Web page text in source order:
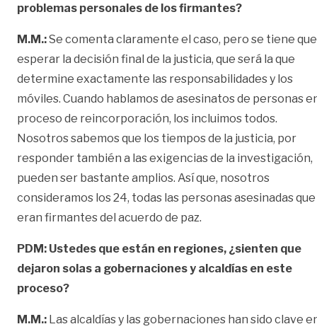
problemas personales de los firmantes?
M.M.:Se comenta claramente el caso, pero se tiene que
esperar la decisión final de la justicia, que será la que
determine exactamente las responsabilidades y los
móviles. Cuando hablamos de asesinatos de personas
proceso de reincorporación, los incluimos todos.
Nosotros sabemos que los tiempos de la justicia, por
responder también a las exigencias de la investigación,
pueden ser bastante amplios. Así que, nosotros
consideramos los 24, todas las personas asesinadas que
eran firmantes del acuerdo de paz.
PDM: Ustedes que están en regiones, ¿sienten que
dejaron solas a gobernaciones y alcaldías en este
proceso?
M.M.: Las alcaldías y las gobernaciones han sido clave